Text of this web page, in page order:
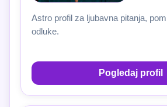
Astro profil za ljubavna pitanja,
odluke.
Pogledaj profil